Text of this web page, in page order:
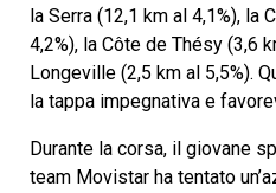
la Serra (12,1 km al 4,1%), la
4,2%), la Côte de Thésy (3,6
Longeville (2,5 km al 5,5%).
la tappa impegnativa e
Durante la corsa, il giovane
team Movistar ha tentato